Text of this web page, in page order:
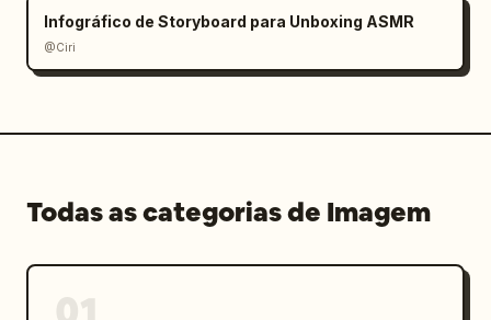
Infográfico de Storyboard para Unboxing ASMR
@Ciri
Todas as categorias de Imagem